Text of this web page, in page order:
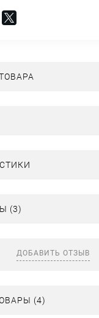
(3)
ДОБАВИТЬ ОТЗЫВ
(4)